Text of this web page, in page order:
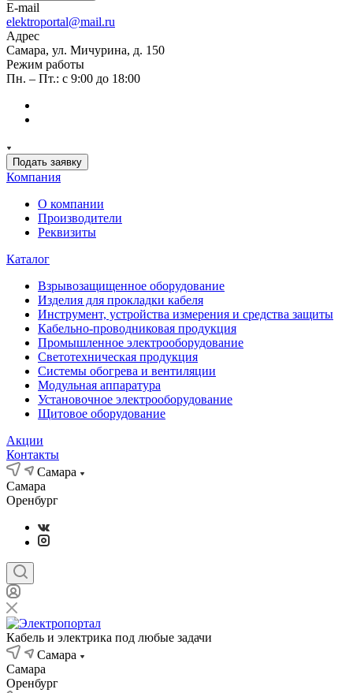
E-mail
elektroportal@mail.ru
Адрес
Самара, ул. Мичурина, д. 150
Режим работы
Пн. – Пт.: с 9:00 до 18:00
Подать заявку
Компания
О компании
Производители
Реквизиты
Каталог
Взрывозащищенное оборудование
Изделия для прокладки кабеля
Инструмент, устройства измерения и средства защиты
Кабельно-проводниковая продукция
Промышленное электрооборудование
Светотехническая продукция
Системы обогрева и вентиляции
Модульная аппаратура
Установочное электрооборудование
Щитовое оборудование
Акции
Контакты
Самара
Самара
Оренбург
Кабель и электрика под любые задачи
Самара
Самара
Оренбург